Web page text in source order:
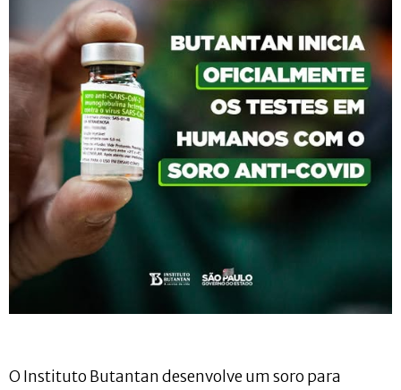
O Instituto Butantan desenvolve um soro para